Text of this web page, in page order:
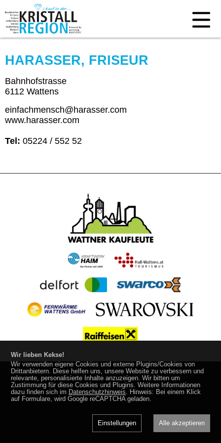
HARASSER, FRISEUR
Bahnhofstrasse
6112 Wattens
einfachmensch@harasser.com
www.harasser.com
Tel: 05224 / 552 52
Impressum Datenschutz made bymediawerk
Wir lieben Kekse!
Wir verwenden eigene Cookies und externe Plugins/Cookies von
Drittanbietern. Diese helfen uns, unsere Website zu verbessern und
relevante, personalisierte Inhalte anzuzeigen. Wir bitten um
Zustimmung für diese Cookies und Plugins. Weitere Informationen
dazu finden sich im Datenschutzhinweis. Hinweis: Bei einem Klick
auf Formulare, wird Google reCAPTCHA geladen.
Einstellungen Alle akzeptieren